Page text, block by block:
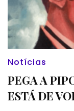
Notícias
PEGA A
ESTÁ DE